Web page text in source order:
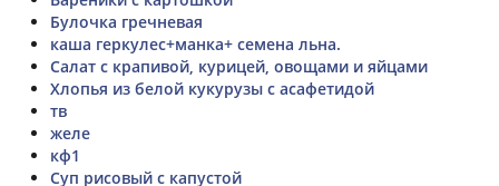
Булочка гречневая
каша геркулес+манка+ семена льна.
Салат с крапивой, курицей, овощами и яйцами
Хлопья из белой кукурузы с асафетидой
тв
желе
кф1
Суп рисовый с капустой